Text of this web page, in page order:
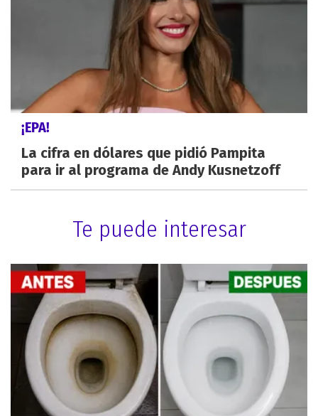
¡EPA!
La cifra en dólares que pidió Pampita
para ir al programa de Andy Kusnetzoff
Te puede interesar